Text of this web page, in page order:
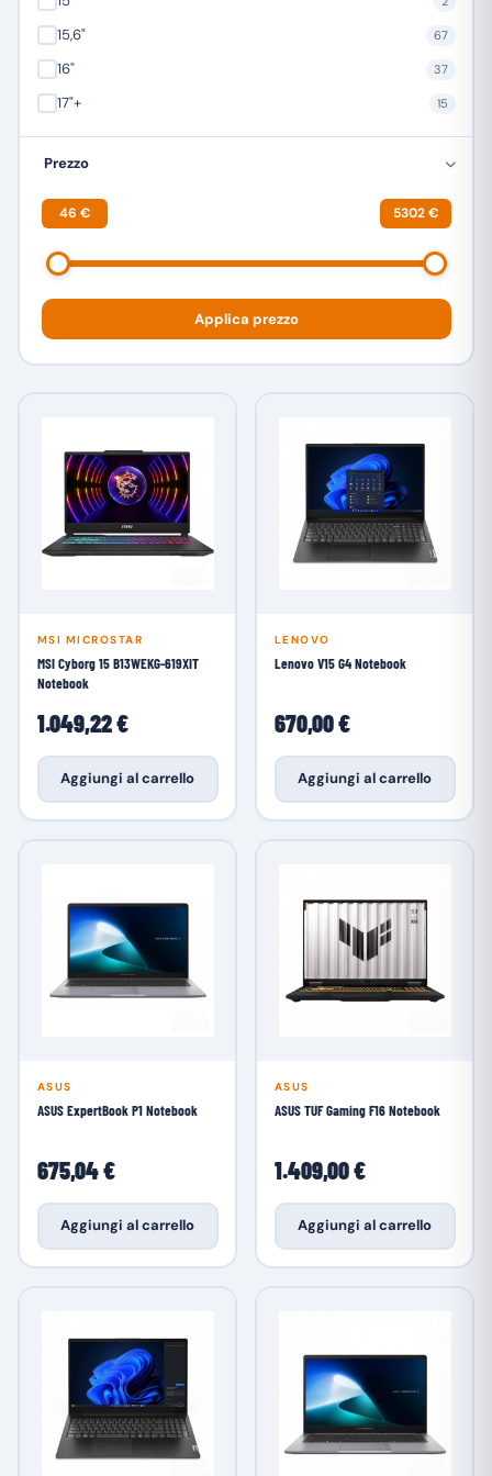
15,6" 67
16" 37
17"+ 15
Prezzo
46 € 5302 €
Applica prezzo
MSI MICROSTAR
MSI Cyborg 15 B13WEKG-619XIT
Notebook
1.049,22 €
Aggiungi al carrello
LENOVO
Lenovo V15 G4 Notebook
670,00 €
Aggiungi al carrello
ASUS
ASUS ExpertBook P1 Notebook
675,04 €
Aggiungi al carrello
ASUS
ASUS TUF Gaming F16 Notebook
1.409,00 €
Aggiungi al carrello